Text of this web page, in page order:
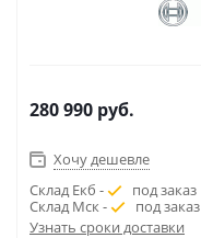
280 990 руб.
Хочу дешевле
Склад Екб -
под заказ
Склад Мск -
под заказ
Узнать сроки доставки